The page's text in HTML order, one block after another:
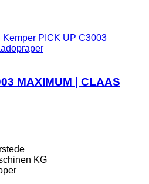
Kemper PICK UP C3003
MAXIMUM | CLAAS
KG